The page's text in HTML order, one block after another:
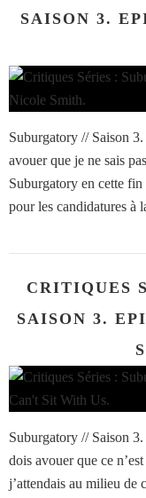
SAISON 3.
Suburgatory // Saison
avouer que je ne sais
Suburgatory en cette fin
pour les candidatures à
CRITIQUES
SAISON 3.
Suburgatory // Saison
dois avouer que ce
j’attendais au milieu de